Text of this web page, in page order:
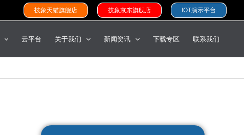
技象天猫旗舰店 技象京东旗舰店 IOT演示平台
云平台 关于我们 新闻资讯 下载专区 联系我们